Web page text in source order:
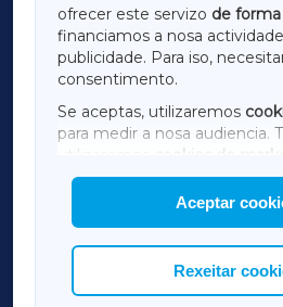
ofrecer este servizo de
financiamos a nosa
publicidade. Para iso,
consentimento.
Se aceptas, utilizaremos
para medir a nosa audiencia.
utilizaremos
cookies de
mostrar publicidade de
Así mesmo, podes
cookies que desexas permitir.
Aceptar
Rexeitar